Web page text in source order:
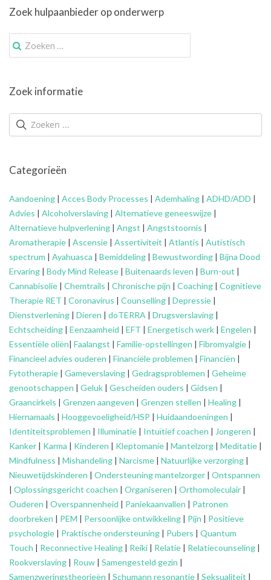
Zoek hulpaanbieder op onderwerp
Zoek
naar:
Zoek informatie
Categorieën
Aandoening | Acces Body Processes | Ademhaling | ADHD/ADD |
Advies | Alcoholverslaving | Alternatieve geneeswijze |
Alternatieve hulpverlening | Angst | Angststoornis |
Aromatherapie | Ascensie | Assertiviteit | Atlantis | Autistisch
spectrum | Ayahuasca | Bemiddeling | Bewustwording | Bijna Dood
Ervaring | Body Mind Release | Buitenaards leven | Burn-out |
Cannabisolie | Chemtrails | Chronische pijn | Coaching | Cognitieve
Therapie RET | Coronavirus | Counselling | Depressie |
Dienstverlening | Dieren | doTERRA | Drugsverslaving |
Echtscheiding | Eenzaamheid | EFT | Energetisch werk | Engelen |
Essentiële oliën| Faalangst | Familie-opstellingen | Fibromyalgie |
Financieel advies ouderen | Financiële problemen | Financiën |
Fytotherapie | Gameverslaving | Gedragsproblemen | Geheime
genootschappen | Geluk | Gescheiden ouders | Gidsen |
Graancirkels | Grenzen aangeven | Grenzen stellen | Healing |
Hiernamaals | Hooggevoeligheid/HSP | Huidaandoeningen |
Identiteitsproblemen | Illuminatie | Intuïtief coachen | Jongeren |
Kanker | Karma | Kinderen | Kleptomanie | Mantelzorg | Meditatie |
Mindfulness | Mishandeling | Narcisme | Natuurlijke verzorging |
Nieuwetijdskinderen | Ondersteuningmantelzorger | Ontspannen
| Oplossingsgericht coachen | Organiseren | Orthomoleculair |
Ouderen | Overspannenheid | Paniekaanvallen | Patronen
doorbreken | PEM | Persoonlijke ontwikkeling | Pijn | Positieve
psychologie | Praktische ondersteuning | Pubers | Quantum
Touch | Reconnective Healing | Reiki | Relatie | Relatiecounseling |
Rookverslaving | Rouw | Samengesteld gezin |
Samenzweringstheorieën | Schumann resonantie | Seksualiteit |